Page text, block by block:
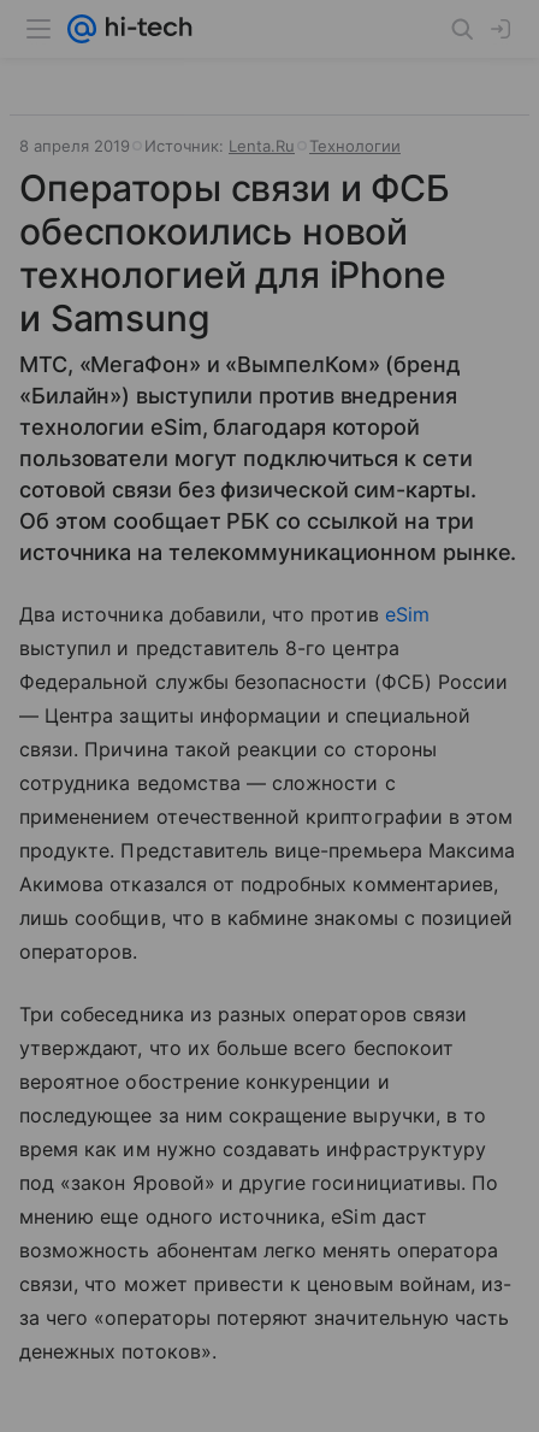
8 апреля 2019 Источник: Lenta.Ru Технологии
Операторы связи и ФСБ
обеспокоились новой
технологией для iPhone
и Samsung
МТС, «МегаФон» и «ВымпелКом» (бренд
«Билайн») выступили против внедрения
технологии eSim, благодаря которой
пользователи могут подключиться к сети
сотовой связи без физической сим-карты.
Об этом сообщает РБК со ссылкой на три
источника на телекоммуникационном рынке.
Два источника добавили, что против eSim
выступил и представитель 8-го центра
Федеральной службы безопасности (ФСБ) России
— Центра защиты информации и специальной
связи. Причина такой реакции со стороны
сотрудника ведомства — сложности с
применением отечественной криптографии в этом
продукте. Представитель вице-премьера Максима
Акимова отказался от подробных комментариев,
лишь сообщив, что в кабмине знакомы с позицией
операторов.
Три собеседника из разных операторов связи
утверждают, что их больше всего беспокоит
вероятное обострение конкуренции и
последующее за ним сокращение выручки, в то
время как им нужно создавать инфраструктуру
под «закон Яровой» и другие госинициативы. По
мнению еще одного источника, eSim даст
возможность абонентам легко менять оператора
связи, что может привести к ценовым войнам, из-
за чего «операторы потеряют значительную часть
денежных потоков».